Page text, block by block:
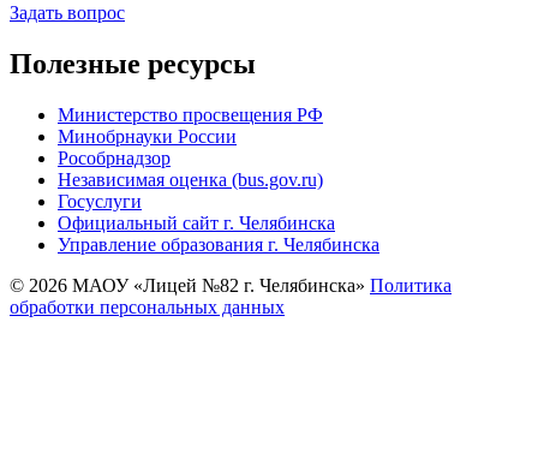
Задать вопрос
Полезные ресурсы
Министерство просвещения РФ
Минобрнауки России
Рособрнадзор
Независимая оценка (bus.gov.ru)
Госуслуги
Официальный сайт г. Челябинска
Управление образования г. Челябинска
© 2026 МАОУ «Лицей №82 г. Челябинска» Политика
обработки персональных данных